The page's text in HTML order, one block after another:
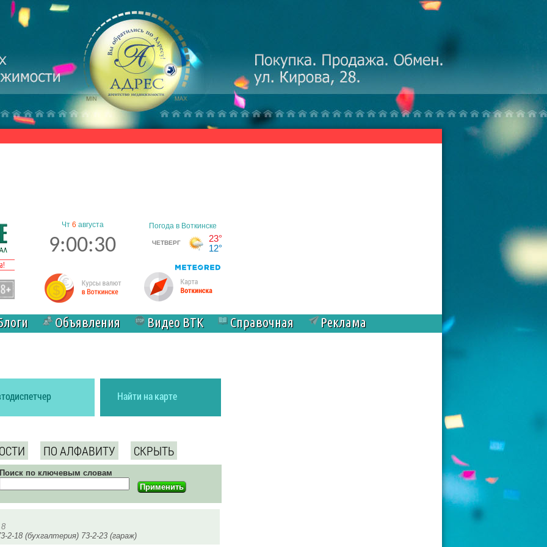
Чт 6 августа
9:00:30
Объявления Видео ВТК Справочная Реклама
Найти на карте
ПО АЛФАВИТУ СКРЫТЬ
Поиск по ключевым словам
2-18 (бухгалтерия) 73-2-23 (гараж)